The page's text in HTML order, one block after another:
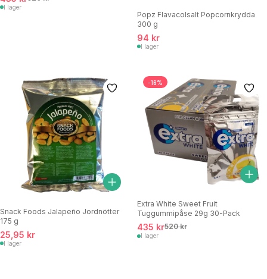
I lager
Popz Flavacolsalt Popcornkrydda
300 g
94 kr
I lager
Snack Foods Jalapeño Jordnötter
175 g
25,95 kr
I lager
-16%
Extra White Sweet Fruit
Tuggummipåse 29g 30-Pack
435 kr520 kr
I lager